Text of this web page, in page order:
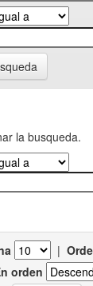
la busqueda.
|
orden